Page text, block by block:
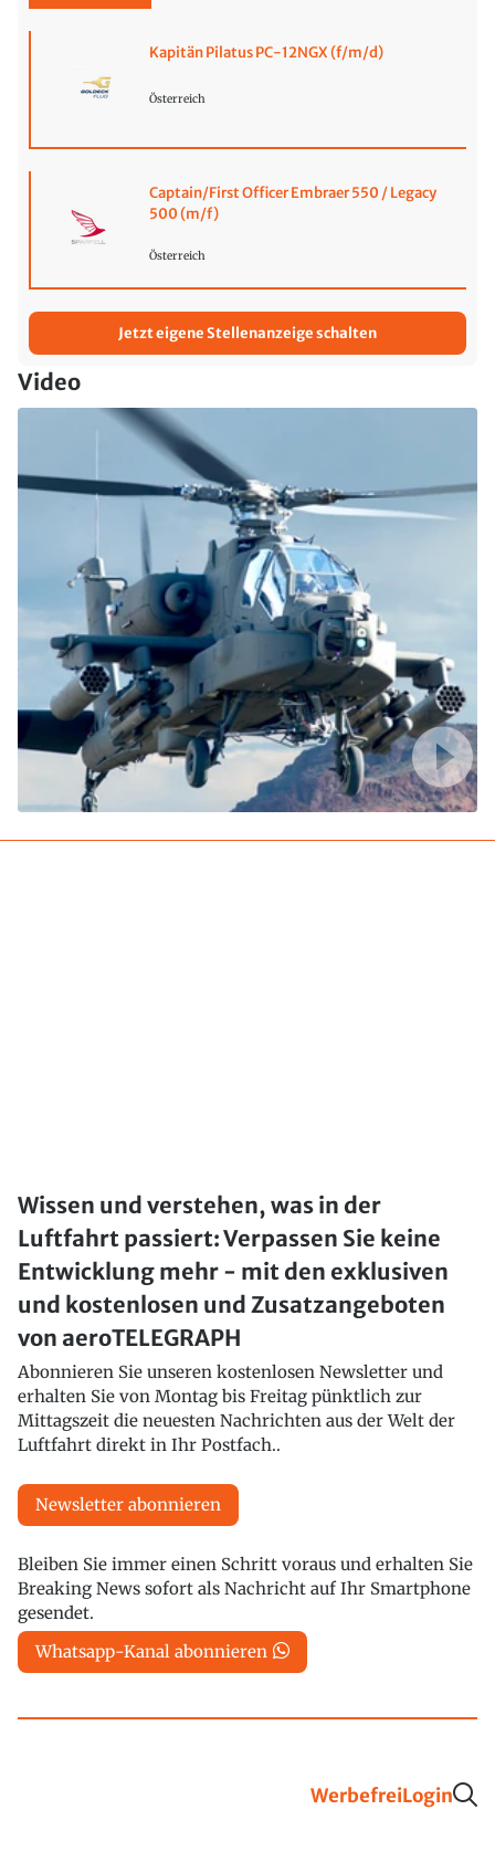
Kapitän Pilatus PC-12NGX (f/m/d)
Österreich
Captain/First Officer Embraer 550 / Legacy
500 (m/f)
Österreich
Jetzt eigene Stellenanzeige schalten
Video
Wissen und verstehen, was in der
Luftfahrt passiert: Verpassen Sie keine
Entwicklung mehr - mit den exklusiven
und kostenlosen und Zusatzangeboten
von aeroTELEGRAPH
Abonnieren Sie unseren kostenlosen Newsletter und
erhalten Sie von Montag bis Freitag pünktlich zur
Mittagszeit die neuesten Nachrichten aus der Welt der
Luftfahrt direkt in Ihr Postfach..
Newsletter abonnieren
Bleiben Sie immer einen Schritt voraus und erhalten Sie
Breaking News sofort als Nachricht auf Ihr Smartphone
gesendet.
Whatsapp-Kanal abonnieren
WerbefreiLogin